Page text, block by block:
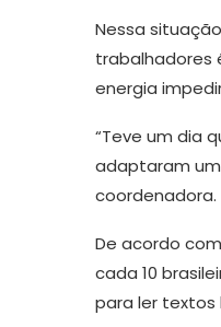
Nessa
trabalhadores
energia
“Teve um dia
adaptaram
coordenadora.
De acordo
cada 10
para ler textos